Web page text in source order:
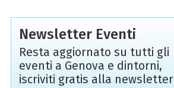
Newsletter Eventi
Resta aggiornato su tutti gli
eventi a Genova e dintorni,
iscriviti gratis alla newsletter